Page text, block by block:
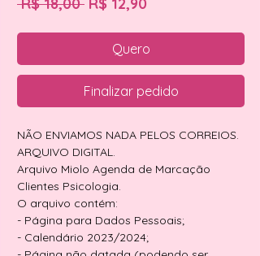
Quero
Finalizar pedido
NÃO ENVIAMOS NADA PELOS CORREIOS.
ARQUIVO DIGITAL.
Arquivo Miolo Agenda de Marcação
Clientes Psicologia.
O arquivo contém:
- Página para Dados Pessoais;
- Calendário 2023/2024;